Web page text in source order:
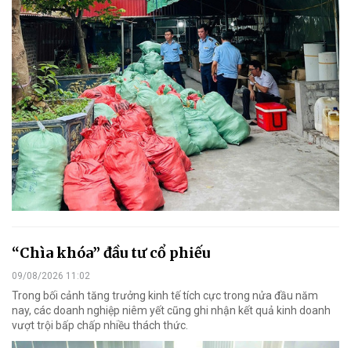
“Chìa khóa” đầu tư cổ phiếu
09/08/2026 11:02
Trong bối cảnh tăng trưởng kinh tế tích cực trong nửa đầu năm
nay, các doanh nghiệp niêm yết cũng ghi nhận kết quả kinh doanh
vượt trội bấp chấp nhiều thách thức.